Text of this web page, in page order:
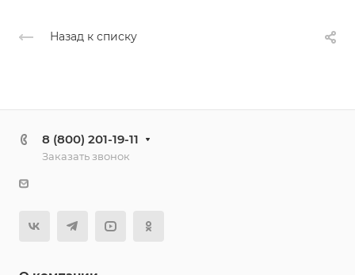
Назад к списку
8 (800) 201-19-11
Заказать звонок